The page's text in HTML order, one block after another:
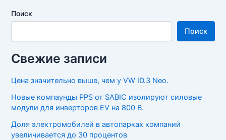
Поиск
Поиск
Свежие записи
Цена значительно выше, чем у VW ID.3 Neo.
Новые компаунды PPS от SABIC изолируют силовые
модули для инверторов EV на 800 В.
Доля электромобилей в автопарках компаний
увеличивается до 30 процентов